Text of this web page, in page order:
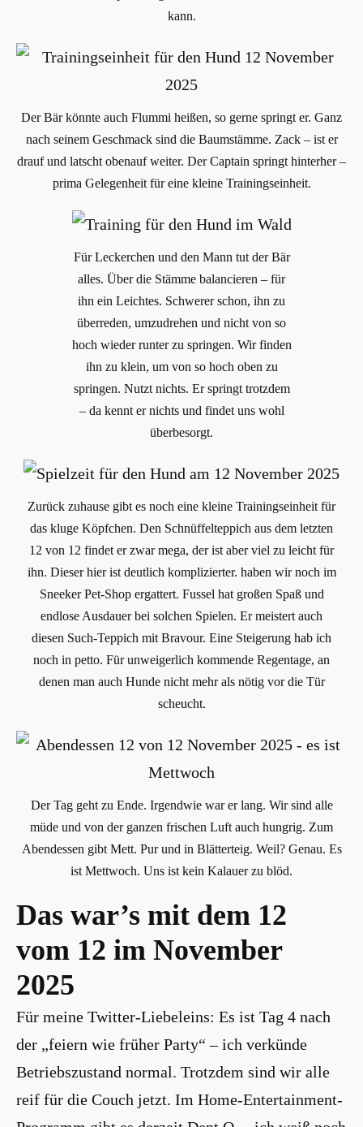
kann.
Der Bär könnte auch Flummi heißen, so gerne springt er. Ganz
nach seinem Geschmack sind die Baumstämme. Zack – ist er
drauf und latscht obenauf weiter. Der Captain springt hinterher –
prima Gelegenheit für eine kleine Trainingseinheit.
Für Leckerchen und den Mann tut der Bär
alles. Über die Stämme balancieren – für
ihn ein Leichtes. Schwerer schon, ihn zu
überreden, umzudrehen und nicht von so
hoch wieder runter zu springen. Wir finden
ihn zu klein, um von so hoch oben zu
springen. Nutzt nichts. Er springt trotzdem
– da kennt er nichts und findet uns wohl
überbesorgt.
Zurück zuhause gibt es noch eine kleine Trainingseinheit für
das kluge Köpfchen. Den Schnüffelteppich aus dem letzten
12 von 12 findet er zwar mega, der ist aber viel zu leicht für
ihn. Dieser hier ist deutlich komplizierter. haben wir noch im
Sneeker Pet-Shop ergattert. Fussel hat großen Spaß und
endlose Ausdauer bei solchen Spielen. Er meistert auch
diesen Such-Teppich mit Bravour. Eine Steigerung hab ich
noch in petto. Für unweigerlich kommende Regentage, an
denen man auch Hunde nicht mehr als nötig vor die Tür
scheucht.
Der Tag geht zu Ende. Irgendwie war er lang. Wir sind alle
müde und von der ganzen frischen Luft auch hungrig. Zum
Abendessen gibt Mett. Pur und in Blätterteig. Weil? Genau. Es
ist Mettwoch. Uns ist kein Kalauer zu blöd.
Das war’s mit dem 12
vom 12 im November
2025
Für meine Twitter-Liebeleins: Es ist Tag 4 nach
der „feiern wie früher Party“ – ich verkünde
Betriebszustand normal. Trotzdem sind wir alle
reif für die Couch jetzt. Im Home-Entertainment-